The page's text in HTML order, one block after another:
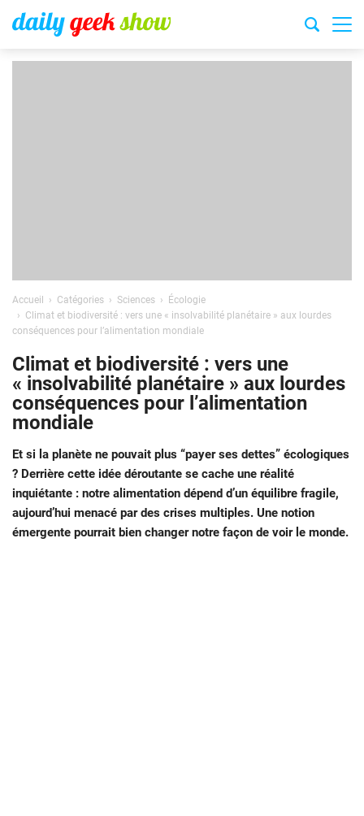
Accueil Catégories Sciences
Écologie
Climat et biodiversité : vers une « insolvabilité planétaire » aux lourdes
conséquences pour l’alimentation mondiale
Climat et biodiversité : vers une
« insolvabilité planétaire » aux lourdes
conséquences pour l’alimentation
mondiale
Et si la planète ne pouvait plus “payer ses dettes” écologiques
? Derrière cette idée déroutante se cache une réalité
inquiétante : notre alimentation dépend d’un équilibre fragile,
aujourd’hui menacé par des crises multiples. Une notion
émergente pourrait bien changer notre façon de voir le monde.